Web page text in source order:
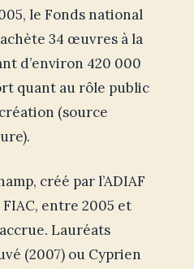
le Fonds national
34 œuvres à la
d’environ 420 000
quant au rôle public
(source
créé par l’ADIAF
entre 2005 et
Lauréats
(2007) ou Cyprien